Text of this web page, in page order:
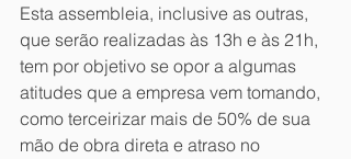
Esta assembleia, inclusive as outras,
que serão realizadas às 13h e às 21h,
tem por objetivo se opor a algumas
atitudes que a empresa vem tomando,
como terceirizar mais de 50% de sua
mão de obra direta e atraso no